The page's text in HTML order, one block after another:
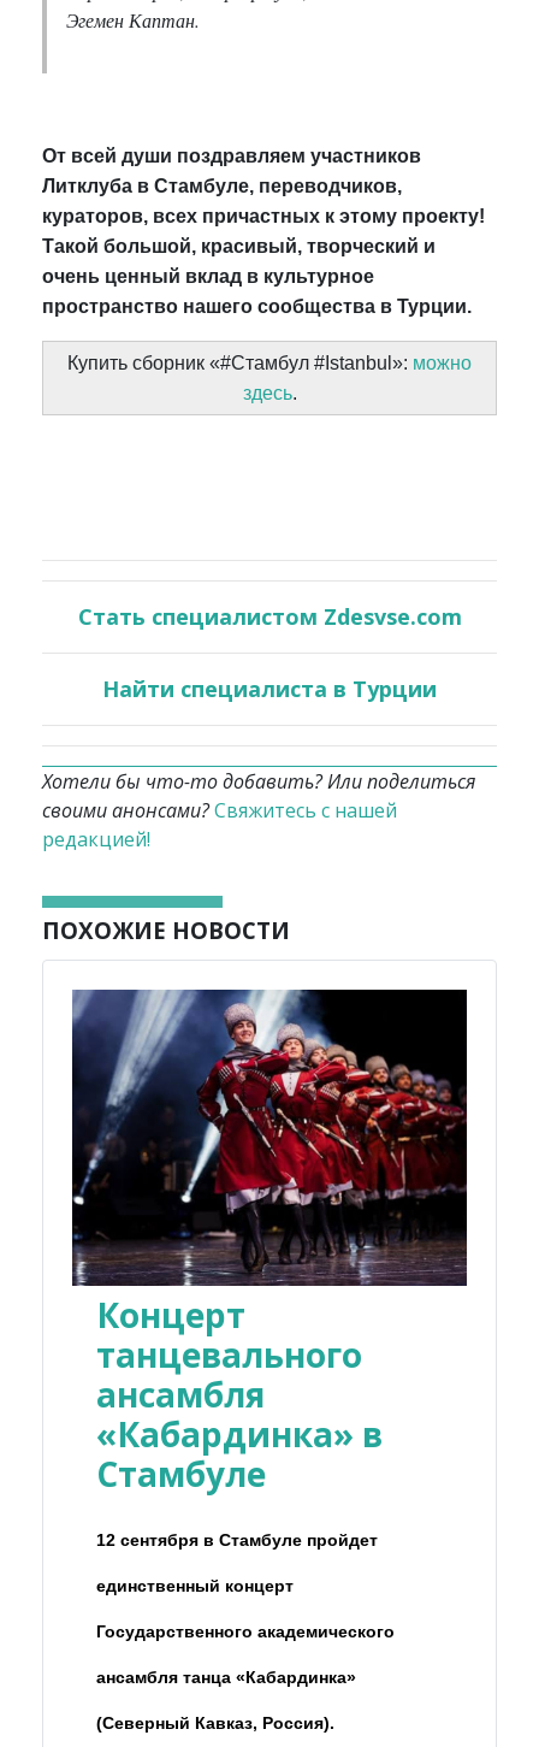
Эгемен Каптан.
От всей души поздравляем участников
Литклуба в Стамбуле, переводчиков,
кураторов, всех причастных к этому проекту!
Такой большой, красивый, творческий и
очень ценный вклад в культурное
пространство нашего сообщества в Турции.
Купить сборник «#Стамбул #Istanbul»: можно
здесь.
Стать специалистом Zdesvse.com
Найти специалиста в Турции
Хотели бы что-то добавить? Или поделиться
своими анонсами?Свяжитесь с нашей
редакцией!
ПОХОЖИЕ НОВОСТИ
Концерт
танцевального
ансамбля
«Кабардинка» в
Стамбуле
12 сентября в Стамбуле пройдет
единственный концерт
Государственного академического
ансамбля танца «Кабардинка»
(Северный Кавказ, Россия).